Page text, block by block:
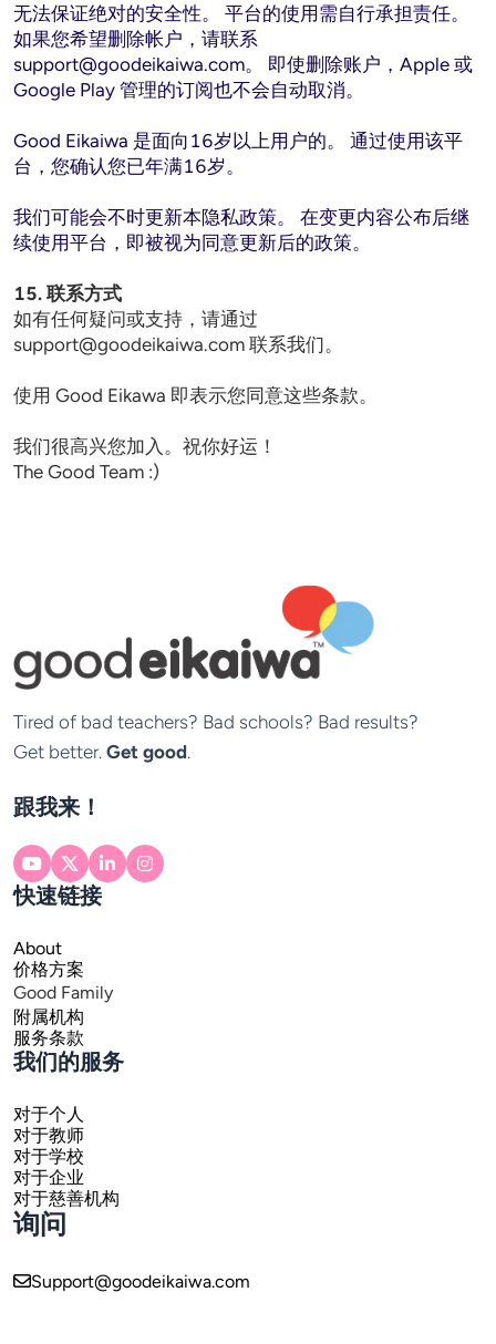
无法保证绝对的安全性。 平台的使用需自行承担责任。
如果您希望删除帐户，请联系
support@goodeikaiwa.com。 即使删除账户，Apple 或
Google Play 管理的订阅也不会自动取消。
Good Eikaiwa 是面向16岁以上用户的。 通过使用该平
台，您确认您已年满16岁。
我们可能会不时更新本隐私政策。 在变更内容公布后继
续使用平台，即被视为同意更新后的政策。
15. 联系方式
如有任何疑问或支持，请通过
support@goodeikaiwa.com 联系我们。
使用 Good Eikawa 即表示您同意这些条款。
我们很高兴您加入。祝你好运！
The Good Team :)
Tired of bad teachers? Bad schools? Bad results?
Get better. Get good.
跟我来！
快速链接
About
价格方案
Good Family
附属机构
服务条款
我们的服务
对于个人
对于教师
对于学校
对于企业
对于慈善机构
询问
Support@goodeikaiwa.com